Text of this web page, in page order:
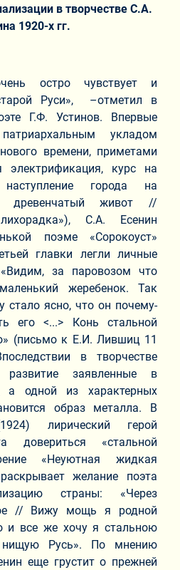
в творчестве С.А.
1920-х гг.
остро чувствует и
Руси», –отметил в
Г.Ф. Устинов. Впервые
укладом
времени, приметами
электрификация, курс на
наступление города на
древенчатый живот //
С.А. Есенин
поэме «Сорокоуст»
главки легли личные
«Видим, за паровозом что
жеребенок. Так
стало ясно, что он почему-
его <...> Конь стальной
(письмо к Е.И. Лившиц 11
в творчестве
развитие заявленные в
а одной из характерных
образ металла. В
лирический герой
довериться «стальной
«Неуютная жидкая
желание поэта
страны: «Через
// Вижу мощь я родной
и все же хочу я стальною
Русь». По мнению
еще грустит о прежней